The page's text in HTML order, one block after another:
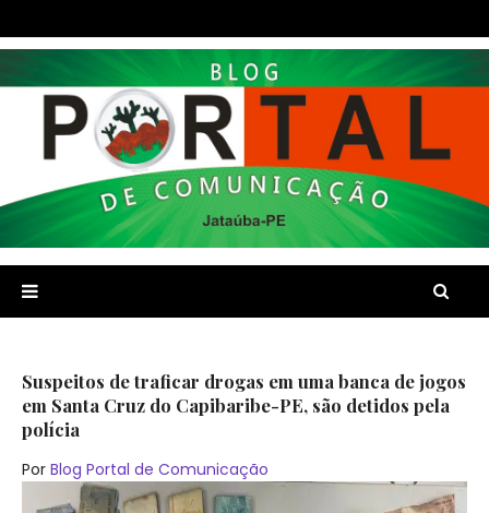
Suspeitos de traficar drogas em uma banca de jogos
em Santa Cruz do Capibaribe-PE, são detidos pela
polícia
Por Blog Portal de Comunicação